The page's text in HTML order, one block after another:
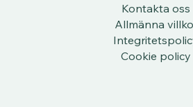
Kontakta oss
Allmänna
Cookie policy